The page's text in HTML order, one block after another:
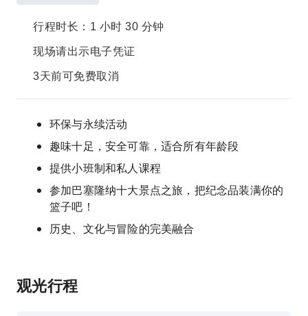
行程时长：1 小时 30 分钟
现场请出示电子凭证
3天前可免费取消
环保与永续活动
趣味十足，安全可靠，适合所有年龄段
提供小班制和私人课程
参加巴塞隆纳十大景点之旅，把纪念品装满你的
篮子吧！
历史、文化与冒险的完美融合
观光行程